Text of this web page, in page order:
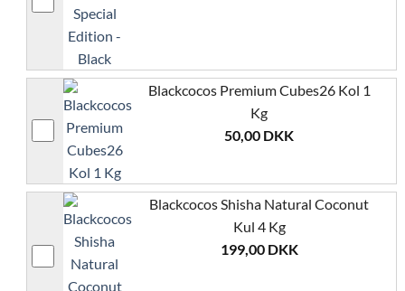
Blackcocos Premium Cubes26 Kol 1
Kg
50,00 DKK
Blackcocos Shisha Natural Coconut
Kul 4 Kg
199,00 DKK